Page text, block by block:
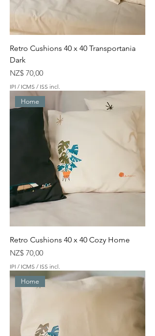
Retro Cushions 40 x 40 Transportania
Dark
Preço
NZ$ 70,00
IPI / ICMS / ISS incl.
Home
Retro Cushions 40 x 40 Cozy Home
Preço
NZ$ 70,00
IPI / ICMS / ISS incl.
Home